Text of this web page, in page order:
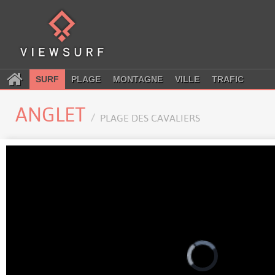
SURF PLAGE MONTAGNE VILLE TRAFIC
ANGLET PLAGE DES CAVALIERS